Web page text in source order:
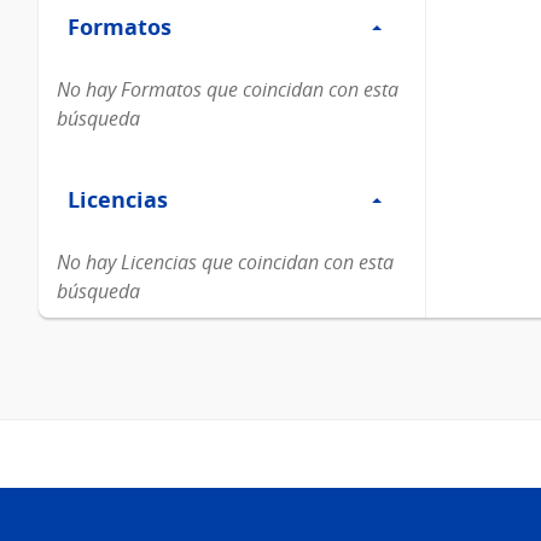
Formatos
Formatos
No hay Formatos que coincidan con esta
búsqueda
Licencias
Licencias
No hay Licencias que coincidan con esta
búsqueda